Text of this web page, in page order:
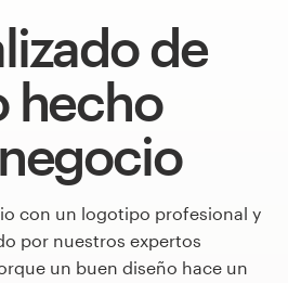
de
hecho
con un logotipo profesional y
por nuestros expertos
un buen diseño hace un